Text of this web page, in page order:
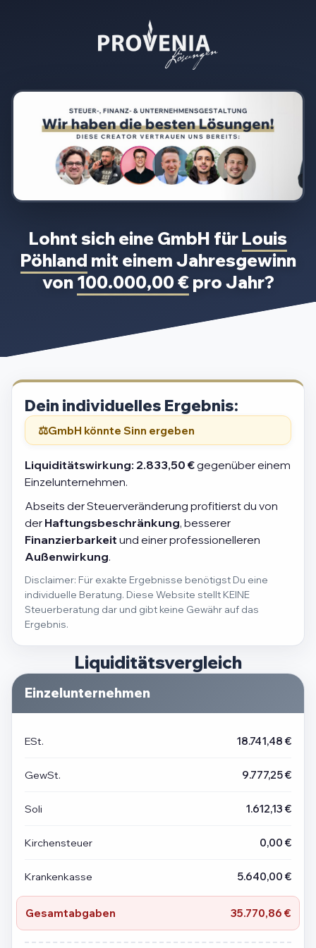
Lohnt sich eine GmbH für Louis
Pöhland mit einem Jahresgewinn
von 100.000,00 €pro Jahr?
Dein individuelles Ergebnis:
GmbH könnte Sinn ergeben
Liquiditätswirkung: 2.833,50 €gegenüber einem
Einzelunternehmen.
Abseits der Steuerveränderung profitierst du von
der Haftungsbeschränkung, besserer
Finanzierbarkeit und einer professionelleren
Außenwirkung.
Disclaimer: Für exakte Ergebnisse benötigst Du eine
individuelle Beratung. Diese Website stellt KEINE
Steuerberatung dar und gibt keine Gewähr auf das
Ergebnis.
Liquiditätsvergleich
Einzelunternehmen
ESt. 18.741,48 €
GewSt. 9.777,25 €
Soli 1.612,13 €
Kirchensteuer 0,00 €
Krankenkasse 5.640,00 €
Gesamtabgaben 35.770,86 €